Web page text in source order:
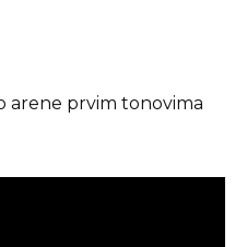
arene prvim tonovima